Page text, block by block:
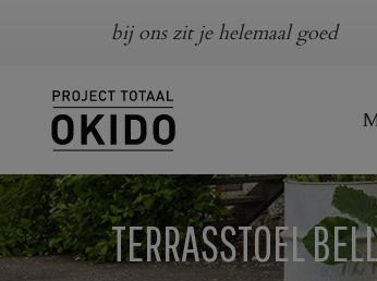
bij ons zit je helemaal goed
TERRASSTOEL